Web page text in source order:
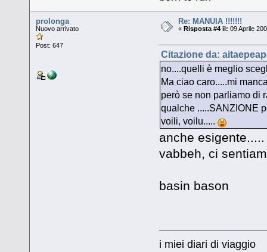
prolonga
Nuovo arrivato
Post: 647
Re: MANUIA !!!!!!!
« Risposta #4 il: 09 Aprile
Citazione da:
no....quelli è meglio
Ma ciao caro.....mi
però se non parliamo di
qualche .....SANZIONE
voili, voilu.....
anche esigente.....
vabbeh, ci
basin bason
i miei diari di viaggio